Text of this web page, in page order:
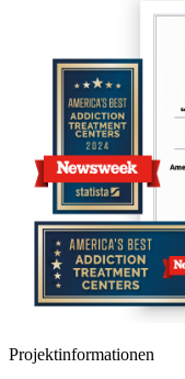
Projektinformationen